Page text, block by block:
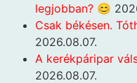
legjobban? 😊
Csak békésen.
2026.08.07.
A kerékpáripar
2026.08.07.